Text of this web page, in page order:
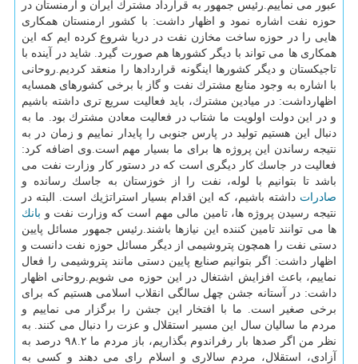
عبور می نماییم.رئیس جمهور به قرارداد مشترك ایران و ارمنستان در
حوزه نفت اشاره نمود و اظهار داشت: با كشور ارمنستان همكاری
هایی را در حوزه ساخت مخازن نفت در دریا شروع كرده ایم كه این
همكاری ها می تواند با دیگر كشورها هم صورت گیرد. شاید در آینده با
تاجیكستان و دیگر كشورها اینگونه قراردادها را منعقد كردیم.روحانی
با اشاره به وجود منابع مشترك نفت و گاز با برخی كشورهای همسایه
اظهارداشت: در میادین مشترك، باید فعالیت سریع تری داشته باشیم
و در این دولت اولویت ما شتاب در فعالیت معادن مشترك بود. ما به
دنبال این هستیم تولید در پارس جنوبی را پایدار نماییم و زمان در به
نتیجه رساندن این پروژه ها برای ما بسیار مهم است.وی اضافه كرد:
فعالیت در جاسك كار دیگری است كه در دستور كار وزارت نفت می
باشد تا بتوانیم با لوله، نفت را از خوزستان به جاسك رسانده و
صادرات داشته باشیم، كه این اقدام بسیار استراتژیك است. البته در
نتیجه رسیدن پروژه ها، تامین مالی مهم است كه وزارت نفت و بانك
ها می توانند تامین كننده این نیازها باشند.رئیس جمهور مسائل پایین
دستی نفت را همچون پتروشیمی از دیگر مسائل حوزه نفت دانست و
اظهار داشت: اگر بتوانیم صنایع پایین دستی مانند پتروشیمی را فعال
نماییم، باعث افزایش اشتغال در این حوزه می شویم.روحانی اظهار
داشت: در آستانه جشن چهل سالگی انقلاب اسلامی هستیم كه برای
برخی صغیر است. ما با افتخار این جشن را برگزار می نماییم و
مردم ما سالیان سال این مسیر استقلال و عزت را دنبال می كنند. به
نظر من اگر صدها بار رفراندوم بگذاریم، باز مردم ما ۹۸.۲ درصد به
آزادی، استقلال، مردم سالاری و اسلام رای می دهند و كسی به